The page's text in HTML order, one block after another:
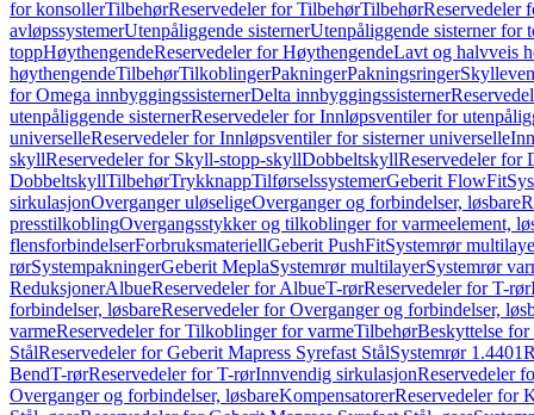
for konsollerTilbehørReservedeler for TilbehørTilbehørReservedeler
avløpssystemerUtenpåliggende sisternerUtenpåliggende sisterner for
toppHøythengendeReservedeler for HøythengendeLavt og halvveis
høythengendeTilbehørTilkoblingerPakningerPakningsringer
for Omega innbyggingssisternerDelta innbyggingssisterner
utenpåliggende sisternerReservedeler for Innløpsventiler for
universelleReservedeler for Innløpsventiler for sisterner universelle
skyllReservedeler for Skyll-stopp-skyllDobbeltskyllReservedeler for
DobbeltskyllTilbehørTrykknappTilførselssystemerGeberit FlowFit
sirkulasjonOverganger uløseligeOverganger og forbindelser, løsbare
presstilkoblingOvergangsstykker og tilkoblinger for varmeelement,
flensforbindelserForbruksmateriellGeberit PushFitSystemrør
rørSystempakningerGeberit MeplaSystemrør multilayerSystemrør
ReduksjonerAlbueReservedeler for AlbueT-rørReservedeler for T-rør
forbindelser, løsbareReservedeler for Overganger og forbindelser,
varmeReservedeler for Tilkoblinger for varmeTilbehørBeskyttelse
StålReservedeler for Geberit Mapress Syrefast StålSystemrør 1.4401
BendT-rørReservedeler for T-rørInnvendig sirkulasjonReservedeler
Overganger og forbindelser, løsbareKompensatorerReservedeler for